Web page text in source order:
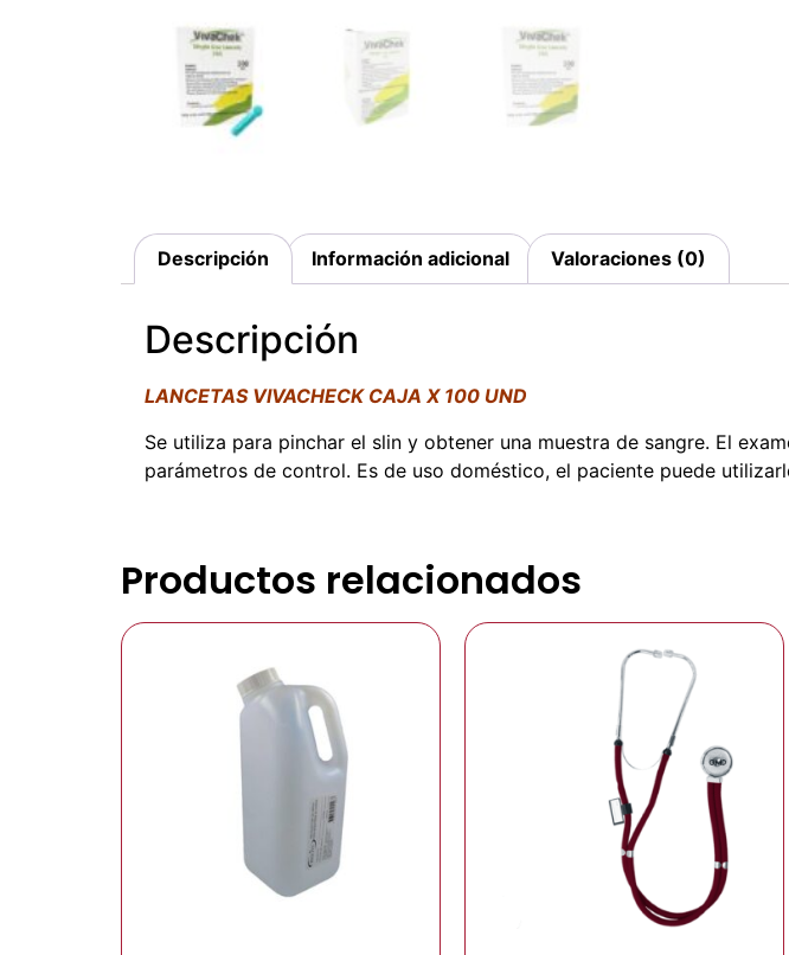
Descripción Información adicional Valoraciones (0)
Descripción
LANCETAS VIVACHECK CAJA X 100 UND
Se utiliza para pinchar el slin y obtener una muestra de sangre. El
parámetros de control. Es de uso doméstico, el paciente puede
Productos relacionados